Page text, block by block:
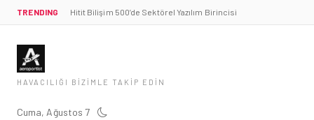
TRENDING Hitit Bilişim 500’de Sektörel Yazılım Birincisi
HAVACILIĞI BIZIMLE TAKIP EDIN
Cuma, Ağustos 7